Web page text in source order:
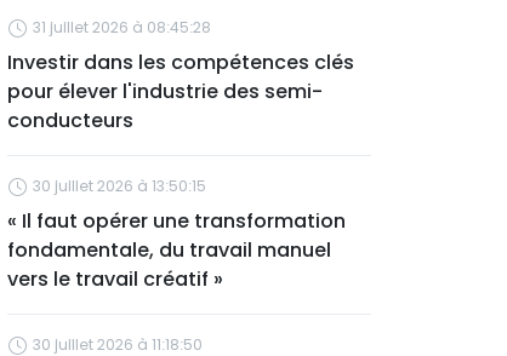
31 juillet 2026 à 08:45:28
Investir dans les compétences clés
pour élever l'industrie des semi-
conducteurs
30 juillet 2026 à 13:50:15
« Il faut opérer une transformation
fondamentale, du travail manuel
vers le travail créatif »
30 juillet 2026 à 11:18:50